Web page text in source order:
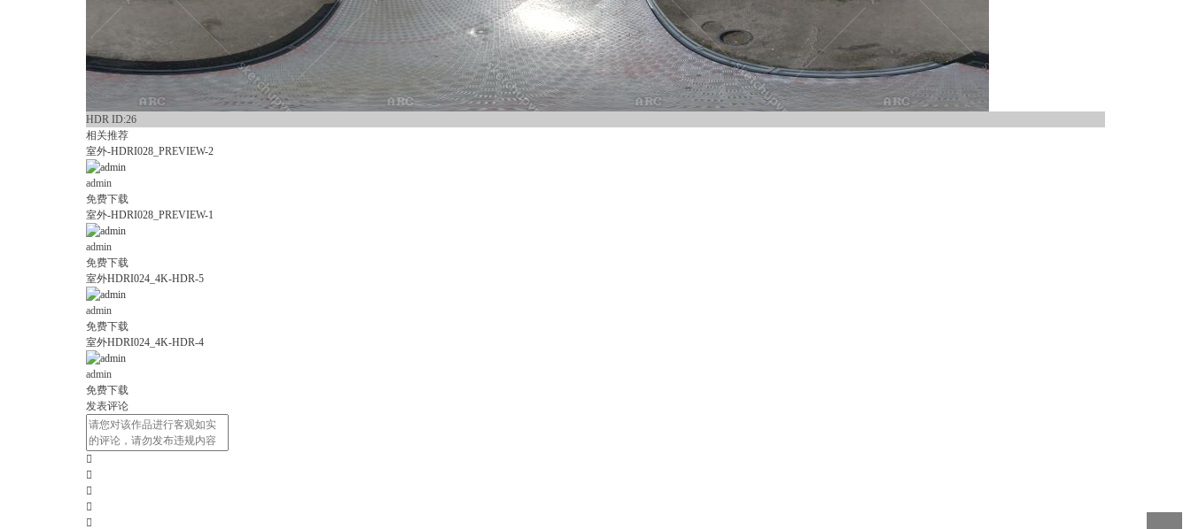
HDR ID:26
相关推荐
室外-HDRI028_PREVIEW-2
admin
免费下载
室外-HDRI028_PREVIEW-1
admin
免费下载
室外HDRI024_4K-HDR-5
admin
免费下载
室外HDRI024_4K-HDR-4
admin
免费下载
发表评论




